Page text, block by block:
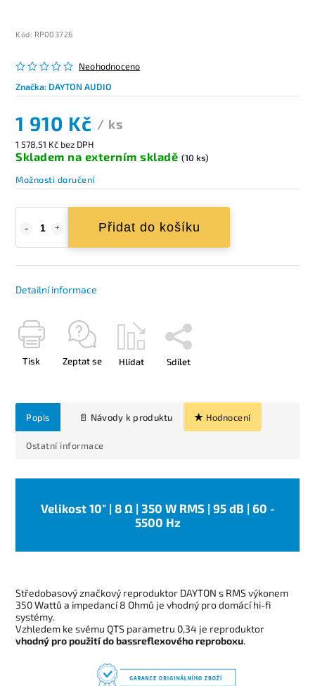
Kód: RP003726
Neohodnoceno
Značka: DAYTON AUDIO
1 910 Kč / ks
1 578,51 Kč bez DPH
Skladem na externím skladě (10 ks)
Možnosti doručení
Přidat do košíku
Detailní informace
Tisk Zeptat se Hlídat Sdílet
Popis Hodnocení
Ostatní informace
Velikost 10" | 8 Ω | 350 W RMS | 95 dB | 60 -
5500 Hz
Středobasový značkový reproduktor DAYTON s RMS výkonem
350 Wattů a impedancí 8 Ohmů je vhodný pro domácí hi-fi
systémy.
Vzhledem ke svému QTS parametru 0,34 je reproduktor
vhodný pro použití do bassreflexového reproboxu.